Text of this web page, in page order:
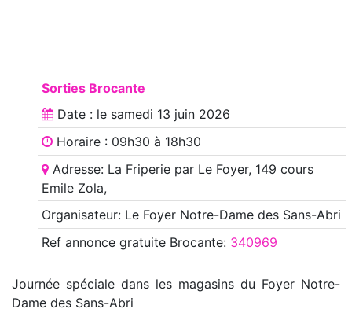
Sorties Brocante
Date : le samedi 13 juin 2026
Horaire : 09h30 à 18h30
Adresse: La Friperie par Le Foyer, 149 cours
Emile Zola,
Organisateur: Le Foyer Notre-Dame des Sans-Abri
Ref annoncegratuite Brocante: 340969
Journée spéciale dans les magasins du Foyer Notre-
Dame des Sans-Abri